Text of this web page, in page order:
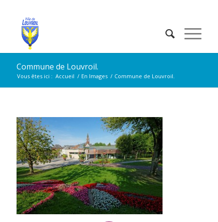
Commune de Louvroil.
Vous êtes ici : Accueil / En Images / Commune de Louvroil.